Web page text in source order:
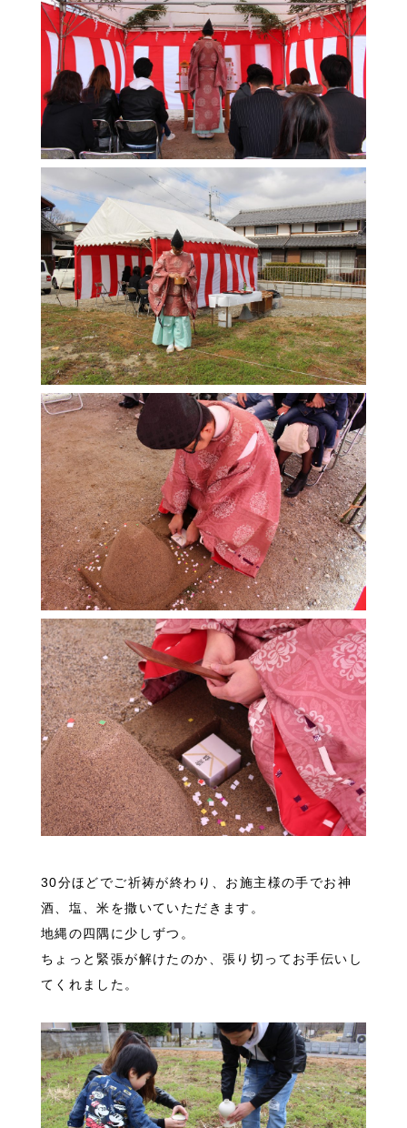
30分ほどでご祈祷が終わり、お施主様の手でお神
酒、塩、米を撒いていただきます。
地縄の四隅に少しずつ。
ちょっと緊張が解けたのか、張り切ってお手伝いし
てくれました。